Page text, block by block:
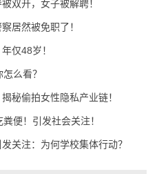
双开，女子被解聘！
居然被免职了！
仅48岁！
么看？
秘偷拍女性隐私产业链！
便！引发社会关注！
关注：为何学校集体行动？